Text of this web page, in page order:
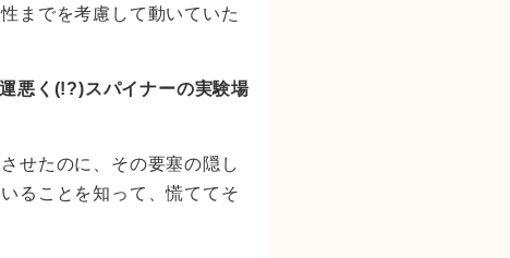
までを考慮して動いていた
悪く(!?)スパイナーの実験場
せたのに、その要塞の隠し
ることを知って、慌ててそ